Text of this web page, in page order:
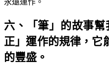
永遠運作。
六、「筆」的故事
正」運作的規律，它
的豐盛。